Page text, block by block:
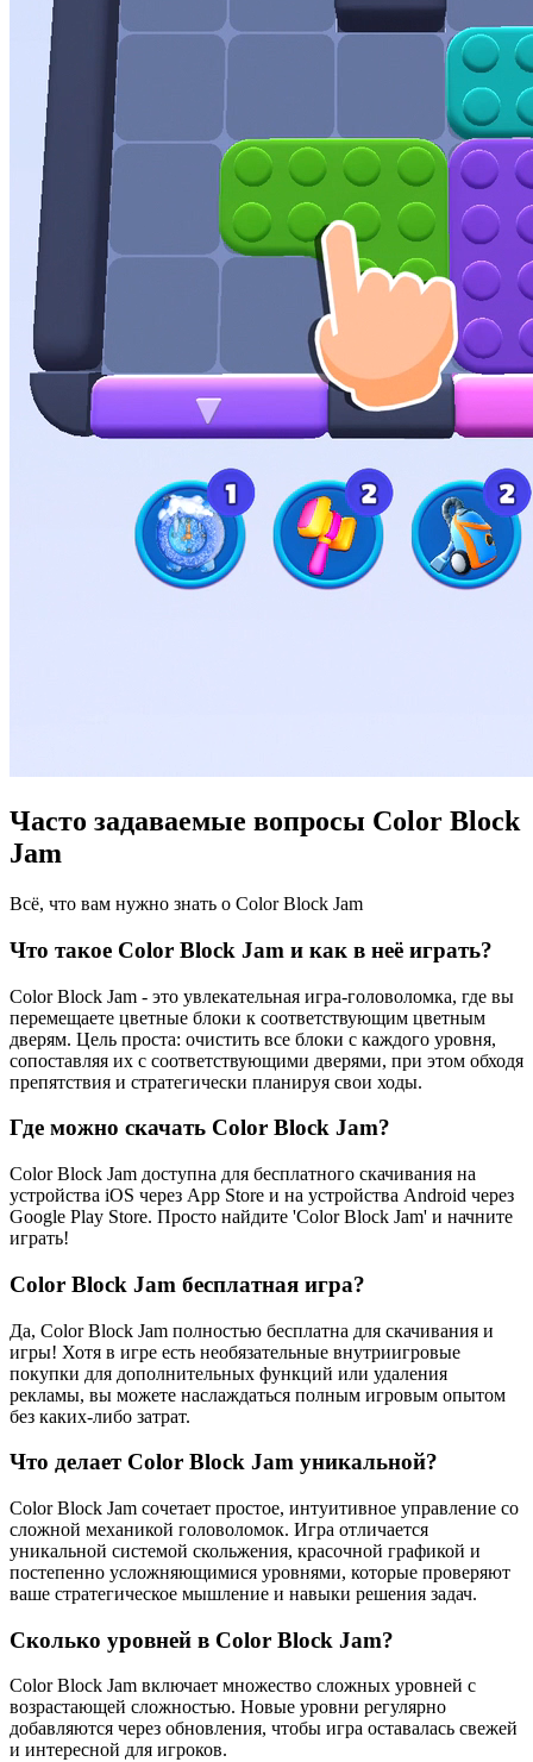
Часто задаваемые вопросы Color Block
Jam
Всё, что вам нужно знать о Color Block Jam
Что такое Color Block Jam и как в неё играть?
Color Block Jam - это увлекательная игра-головоломка, где вы
перемещаете цветные блоки к соответствующим цветным
дверям. Цель проста: очистить все блоки с каждого уровня,
сопоставляя их с соответствующими дверями, при этом обходя
препятствия и стратегически планируя свои ходы.
Где можно скачать Color Block Jam?
Color Block Jam доступна для бесплатного скачивания на
устройства iOS через App Store и на устройства Android через
Google Play Store. Просто найдите 'Color Block Jam' и начните
играть!
Color Block Jam бесплатная игра?
Да, Color Block Jam полностью бесплатна для скачивания и
игры! Хотя в игре есть необязательные внутриигровые
покупки для дополнительных функций или удаления
рекламы, вы можете наслаждаться полным игровым опытом
без каких-либо затрат.
Что делает Color Block Jam уникальной?
Color Block Jam сочетает простое, интуитивное управление со
сложной механикой головоломок. Игра отличается
уникальной системой скольжения, красочной графикой и
постепенно усложняющимися уровнями, которые проверяют
ваше стратегическое мышление и навыки решения задач.
Сколько уровней в Color Block Jam?
Color Block Jam включает множество сложных уровней с
возрастающей сложностью. Новые уровни регулярно
добавляются через обновления, чтобы игра оставалась свежей
и интересной для игроков.